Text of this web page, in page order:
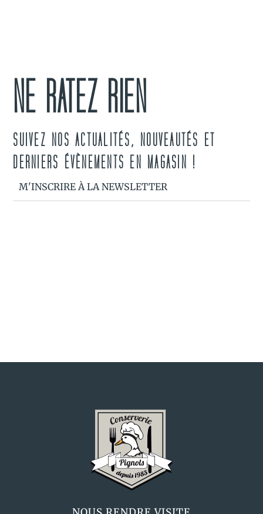
NE RATEZ RIEN
SUIVEZ NOS ACTUALITÉS, NOUVEAUTÉS ET
DERNIERS ÉVÈNEMENTS EN MAGASIN !
M'INSCRIRE À LA NEWSLETTER